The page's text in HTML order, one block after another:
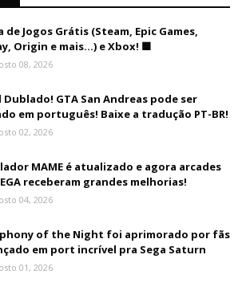
de Jogos Grátis (Steam, Epic Games,
Origin e mais...) e Xbox! 🟩
08, 2026
Dublado! GTA San Andreas pode ser
em português! Baixe a tradução PT-BR!
02, 2026
MAME é atualizado e agora arcades
receberam grandes melhorias!
04, 2026
of the Night foi aprimorado por fãs
em port incrível pra Sega Saturn
01, 2026